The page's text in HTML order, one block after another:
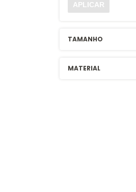
APLICAR
TAMANHO
MATERIAL